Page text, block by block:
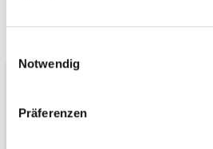
Notwendig
Präferenzen
Wir fördern